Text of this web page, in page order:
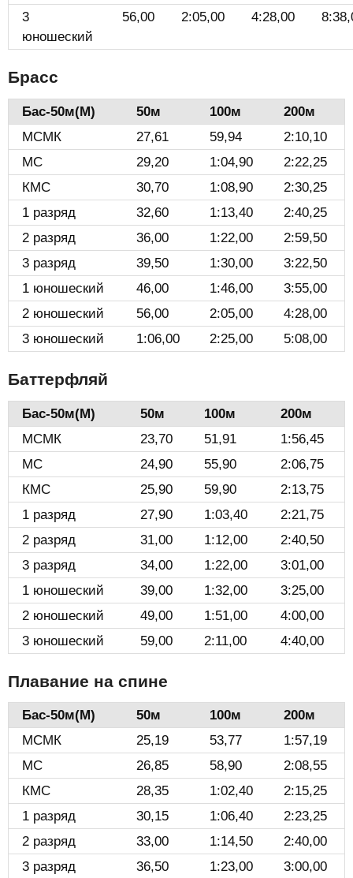
3
юношеский
56,00 2:05,00 4:28,00
Брасс
Бас-50м(М)️ 50м 100м
200м
МСМК
27,61 59,94
2:10,10
МС
29,20 1:04,90
2:22,25
КМС
30,70 1:08,90
2:30,25
1 разряд
32,60 1:13,40
2:40,25
2 разряд
36,00 1:22,00
2:59,50
3 разряд
39,50 1:30,00
3:22,50
1 юношеский
46,00 1:46,00
3:55,00
2 юношеский
56,00 2:05,00
4:28,00
3 юношеский
1:06,00 2:25,00 5:08,00
Баттерфляй
Бас-50м(М)️ 50м 100м
200м
МСМК
23,70 51,91
1:56,45
МС
24,90 55,90
2:06,75
КМС
25,90 59,90
2:13,75
1 разряд
27,90 1:03,40
2:21,75
2 разряд
31,00 1:12,00
2:40,50
3 разряд
34,00 1:22,00
3:01,00
1 юношеский
39,00 1:32,00
3:25,00
2 юношеский
49,00 1:51,00
4:00,00
3 юношеский
59,00 2:11,00 4:40,00
Плавание на спине
Бас-50м(М)️ 50м 100м
200м
МСМК
25,19 53,77
1:57,19
МС
26,85 58,90
2:08,55
КМС
28,35 1:02,40
2:15,25
1 разряд
30,15 1:06,40
2:23,25
2 разряд
33,00 1:14,50
2:40,00
3 разряд
36,50 1:23,00
3:00,00